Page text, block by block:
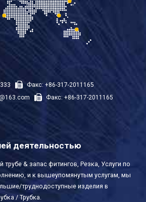
Факс: +86-317-2011165
Факс: +86-317-2011165
деятельностью
& запас фитингов, Резка, Услуги по
и к вышеупомянутым услугам, мы
труднодоступные изделия в
/ Трубка.